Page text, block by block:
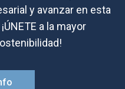
y avanzar en esta
a la mayor